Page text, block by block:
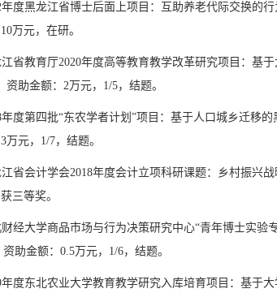
年度黑龙江省博士后面上项目：互助养老代际交换的行
10万元，在研。
省教育厅2020年度高等教育教学改革研究项目：基
资助金额： 2万元， 1/5，结题。
年度第四批“东农学者计划 ”项目：基于人口城乡迁移的
3万元， 1/7，结题。
省会计学会2018年度会计立项科研课题：乡村振兴
三等奖。
财经大学商品市场与行为决策研究中心“青年博士实验
资助金额： 0.5万元， 1/6，结题。
年度东北农业大学教育教学研究入库培育项目：基于